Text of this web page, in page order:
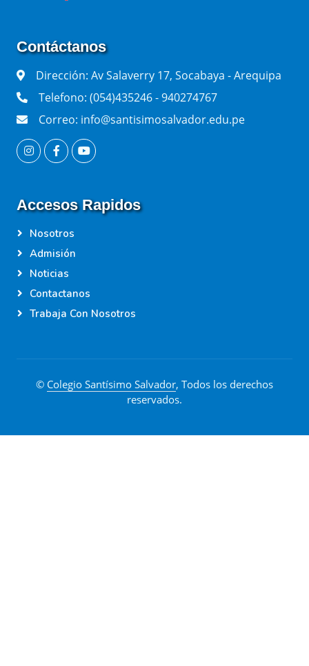
Contáctanos
Dirección: Av Salaverry 17, Socabaya - Arequipa
Telefono: (054)435246 - 940274767
Correo: info@santisimosalvador.edu.pe
Accesos Rapidos
Nosotros
Admisión
Noticias
Contactanos
Trabaja Con Nosotros
© Colegio Santísimo Salvador, Todos los derechos
reservados.